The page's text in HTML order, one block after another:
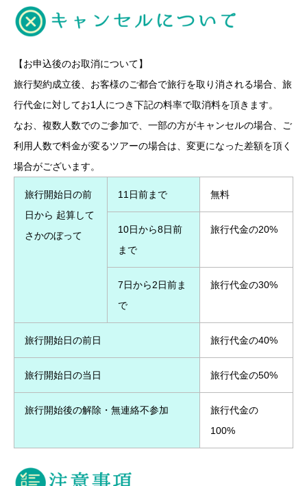
【お申込後のお取消について】
旅行契約成立後、お客様のご都合で旅行を取り消される場合、旅
行代金に対してお1人につき下記の料率で取消料を頂きます。
なお、複数人数でのご参加で、一部の方がキャンセルの場合、ご
利用人数で料金が変るツアーの場合は、変更になった差額を頂く
場合がございます。
旅行開始日の前
日から 起算して
さかのぼって
11日前まで 無料
10日から8日前
まで
旅行代金の20%
7日から2日前ま
で
旅行代金の30%
旅行開始日の前日 旅行代金の40%
旅行開始日の当日 旅行代金の50%
旅行開始後の解除・無連絡不参加
旅行代金の
100%